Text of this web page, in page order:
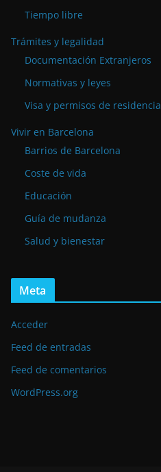
Tiempo libre
Trámites y legalidad
Documentación Extranjeros
Normativas y leyes
Visa y permisos de residencia
Vivir en Barcelona
Barrios de Barcelona
Coste de vida
Educación
Guía de mudanza
Salud y bienestar
Meta
Acceder
Feed de entradas
Feed de comentarios
WordPress.org